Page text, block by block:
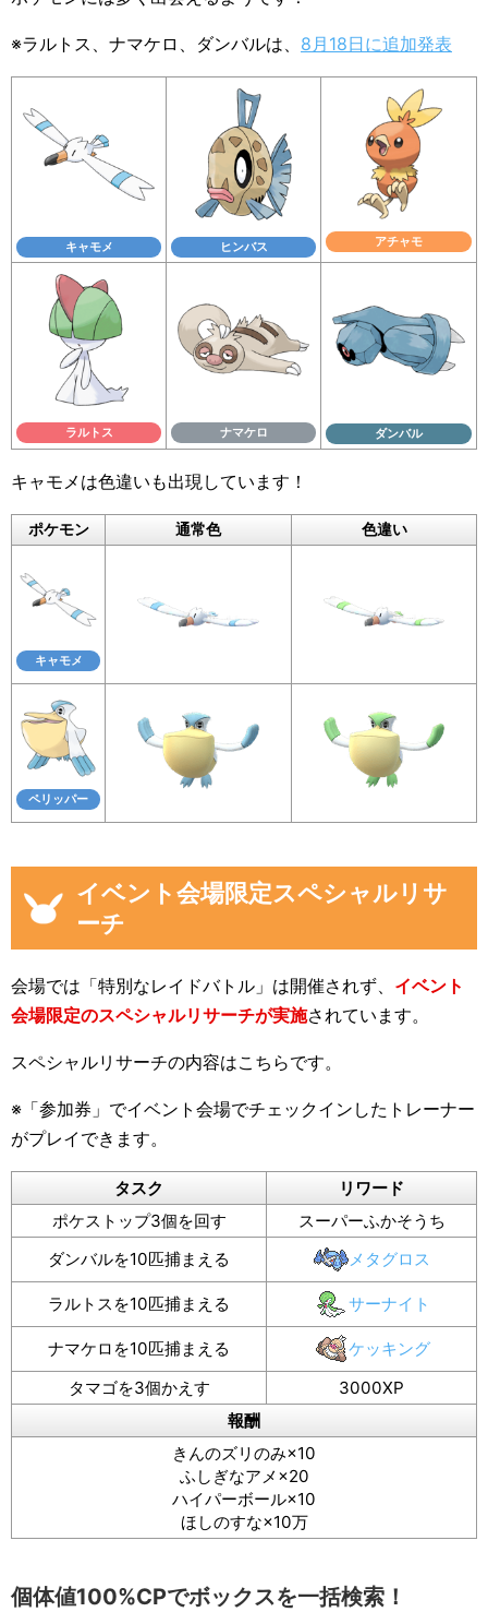
※ラルトス、ナマケロ、ダンバルは、 8月18日に追加発表
キャモメ ヒンバス アチャモ
ラルトス ナマケロ ダンバル
キャモメは色違いも出現しています！
ポケモン 通常色 色違い
キャモメ
ペリッパー
イベント会場限定スペシャルリサ
ーチ
会場では「特別なレイドバトル」は開催されず、 イベント
会場限定のスペシャルリサーチが実施されています。
スペシャルリサーチの内容はこちらです。
※「参加券」でイベント会場でチェックインしたトレーナー
がプレイできます。
タスク
リワード
ポケストップ3個を回す
スーパーふかそうち
ダンバルを10匹捕まえる
メタグロス
ラルトスを10匹捕まえる サーナイト
ナマケロを10匹捕まえる
ケッキング
タマゴを3個かえす
3000XP
報酬
きんのズリのみ×10
ふしぎなアメ×20
ハイパーボール×10
ほしのすな×10万
個体値100%CPでボックスを一括検索！